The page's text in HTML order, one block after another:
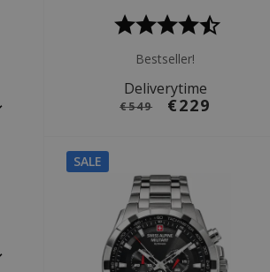
Bestseller!
Deliverytime
€549 €229
SALE